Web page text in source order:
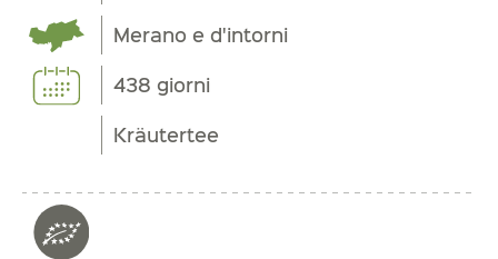
Merano e d'intorni
438 giorni
Kräutertee